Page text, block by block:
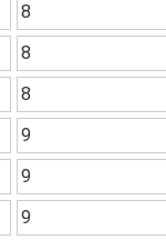
8
8
8
9
9
9